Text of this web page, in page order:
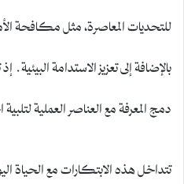
للتحديات المعاصرة، مثل مكافحة
بالإضافة إلى تعزيز الاستدامة
دمج المعرفة مع العناصر العملية
تتداخل هذه الابتكارات مع الحياة